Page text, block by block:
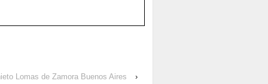
Lomas de Zamora Buenos Aires ›